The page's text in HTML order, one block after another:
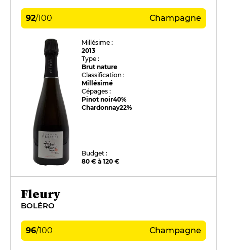
92/100 Champagne
Millésime :
2013
Type :
Brut nature
Classification :
Millésimé
Cépages :
Pinot noir40%
Chardonnay22%
Budget :
80 € à 120 €
Fleury
BOLÉRO
96/100 Champagne